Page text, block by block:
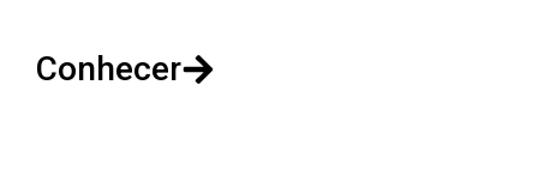
Conhecer